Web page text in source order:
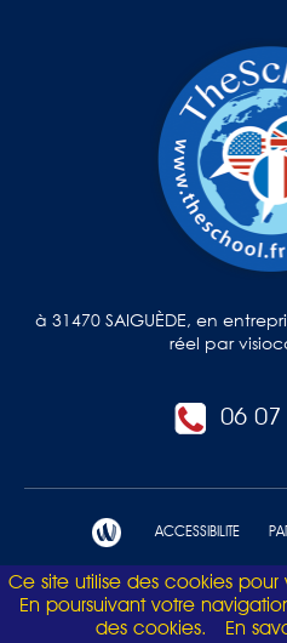
à 31470 SAIGUÈDE, en
réel par
06
ACCESSIBILITE
Mentions légales et politique
Ce site utilise des cookies pour
En poursuivant votre
des cookies.
En